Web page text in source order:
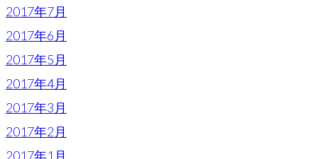
2017年7月
2017年6月
2017年5月
2017年4月
2017年3月
2017年2月
2017年1月